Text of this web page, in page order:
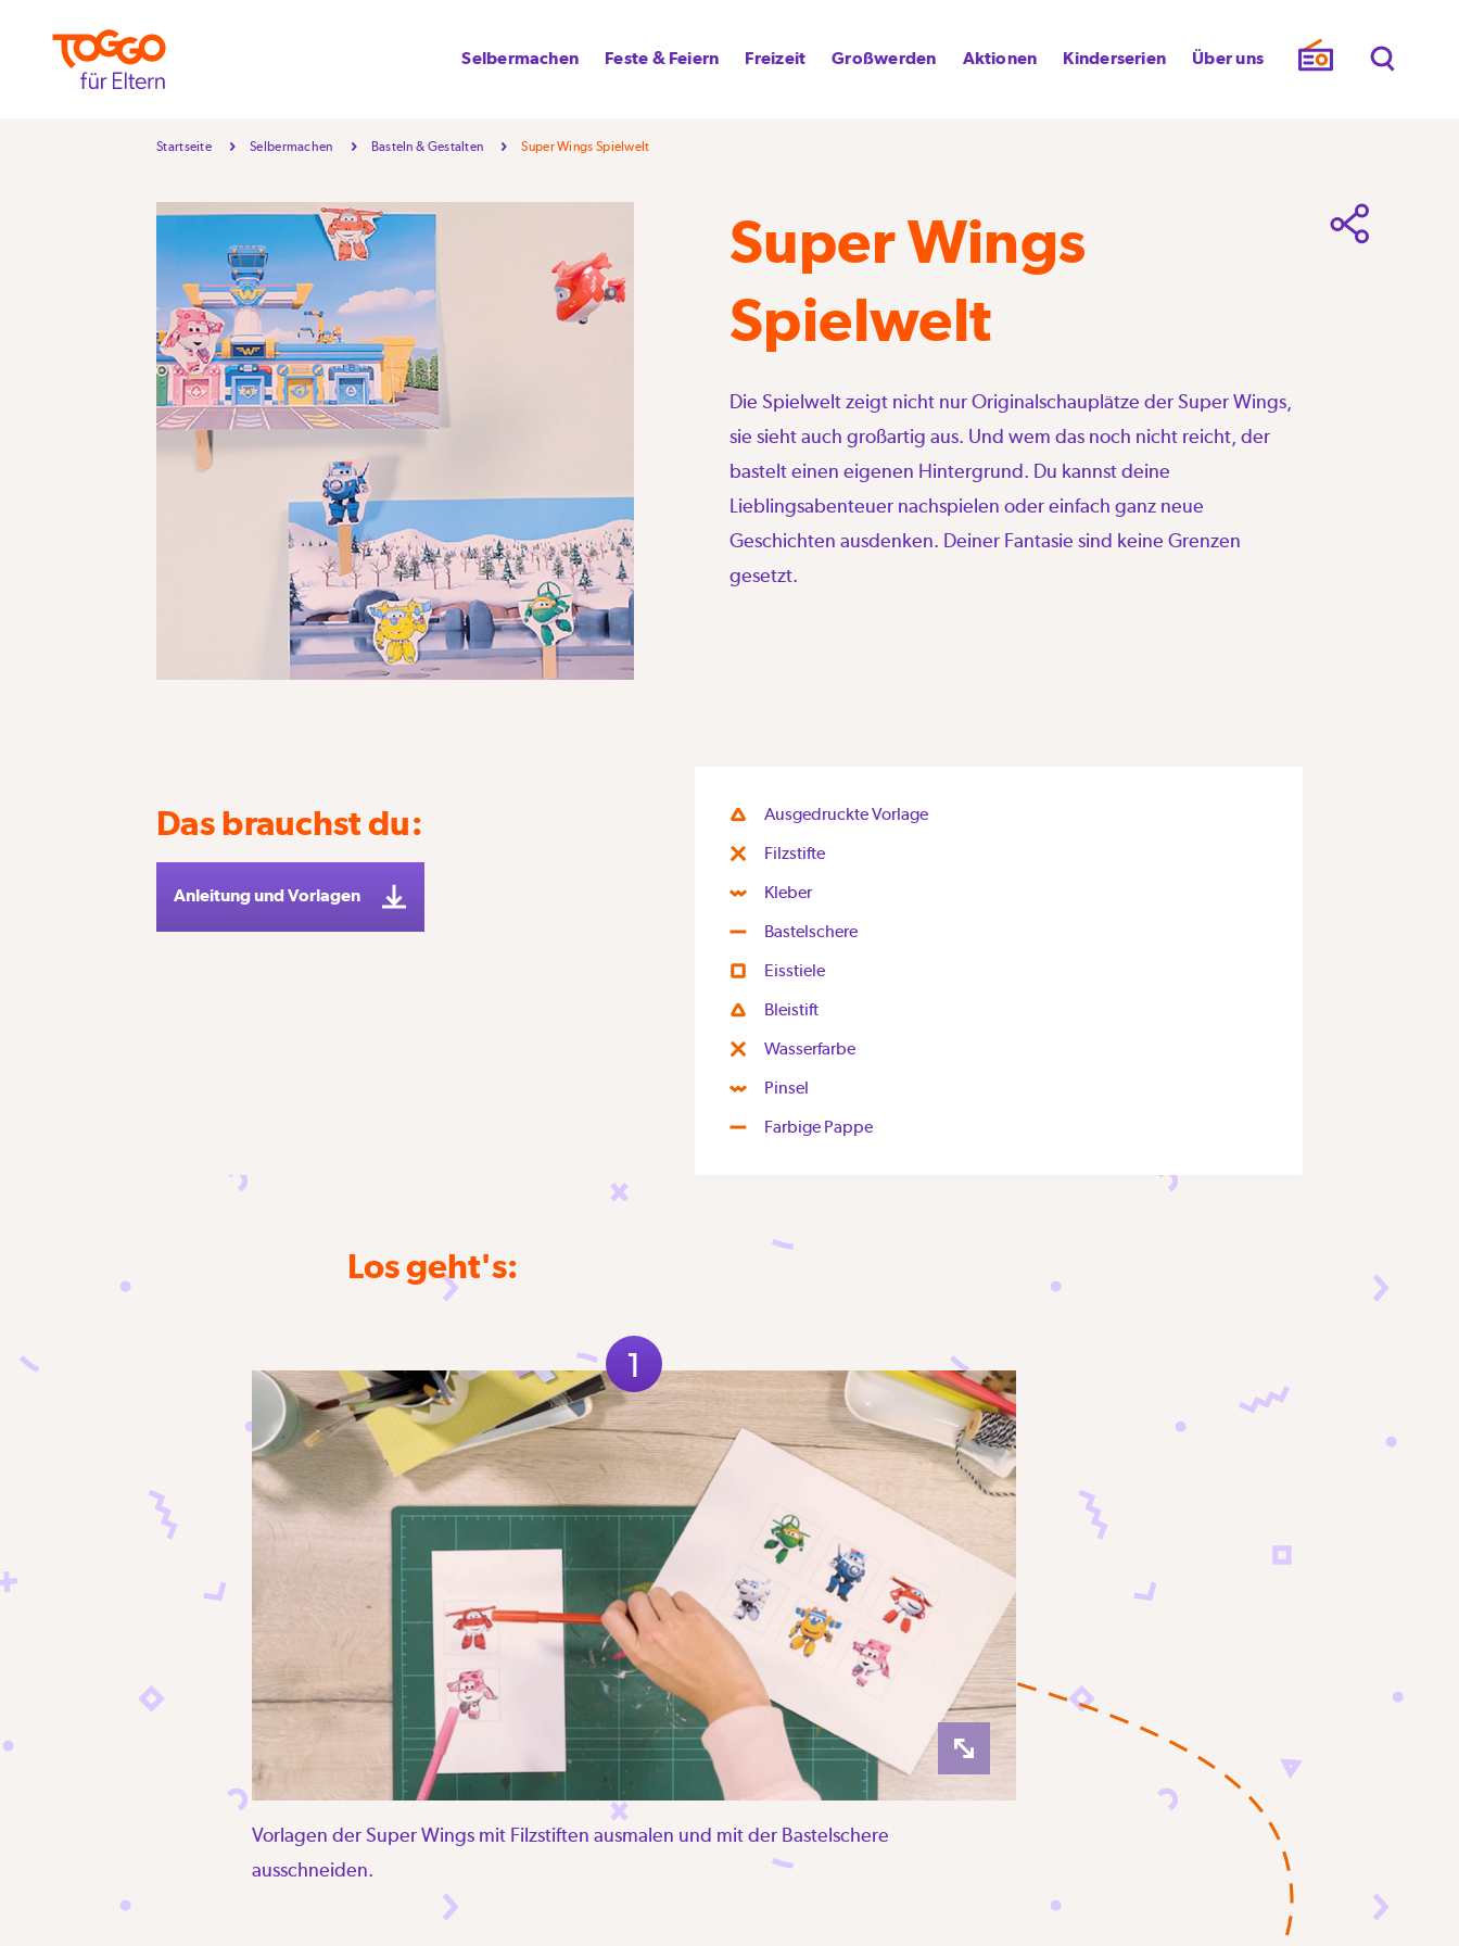
Selbermachen Feste & Feiern Freizeit Großwerden Aktionen Kinderserien Über uns
Startseite Selbermachen Basteln & Gestalten Super Wings Spielwelt
Super Wings
Spielwelt
Die Spielwelt zeigt nicht nur Originalschauplätze der Super Wings,
sie sieht auch großartig aus. Und wem das noch nicht reicht, der
bastelt einen eigenen Hintergrund. Du kannst deine
Lieblingsabenteuer nachspielen oder einfach ganz neue
Geschichten ausdenken. Deiner Fantasie sind keine Grenzen
gesetzt.
Ausgedruckte Vorlage
Filzstifte
Kleber
Bastelschere
Eisstiele
Bleistift
Wasserfarbe
Pinsel
Farbige Pappe
Das brauchst du:
Anleitung und Vorlagen
Los geht's:
1
Vorlagen der Super Wings mit Filzstiften ausmalen und mit der Bastelschere
ausschneiden.